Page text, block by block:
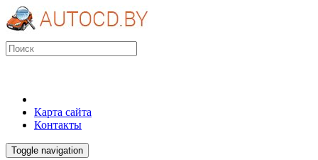
Карта сайта
Контакты
Toggle navigation